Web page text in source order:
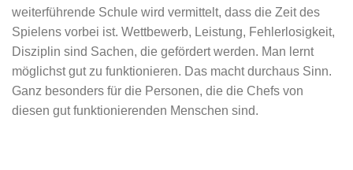
weiterführende Schule wird vermittelt, dass die Zeit des
Spielens vorbei ist. Wettbewerb, Leistung, Fehlerlosigkeit,
Disziplin sind Sachen, die gefördert werden. Man lernt
möglichst gut zu funktionieren. Das macht durchaus Sinn.
Ganz besonders für die Personen, die die Chefs von
diesen gut funktionierenden Menschen sind.